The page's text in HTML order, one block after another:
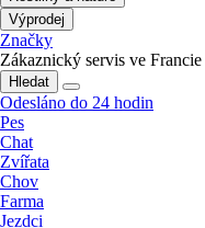
Výprodej
Značky
Zákaznický servis ve Francie
Hledat
Odesláno do 24 hodin
Pes
Chat
Zvířata
Chov
Farma
Jezdci